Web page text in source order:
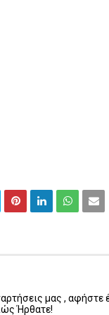
μας , αφήστε
Ήρθατε!